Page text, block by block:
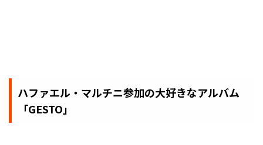
ハファエル・マルチニ参加の大好きなアルバム
「GESTO」